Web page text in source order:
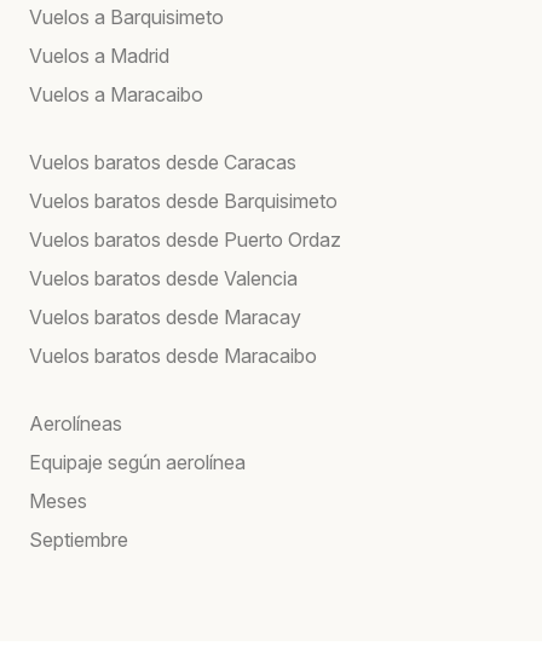
Vuelos a Barquisimeto
Vuelos a Madrid
Vuelos a Maracaibo
Vuelos baratos desde Caracas
Vuelos baratos desde Barquisimeto
Vuelos baratos desde Puerto Ordaz
Vuelos baratos desde Valencia
Vuelos baratos desde Maracay
Vuelos baratos desde Maracaibo
Aerolíneas
Equipaje según aerolínea
Meses
Septiembre